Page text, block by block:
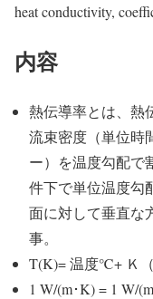
heat conductivity,
内容
熱伝導率とは、熱
流束密度（単位時
ー）を温度勾配で
件下で単位温度勾
面に対して垂直な
事。
T(K)= 温度℃+ Ｋ
1 W/(m･K) = 1 W/